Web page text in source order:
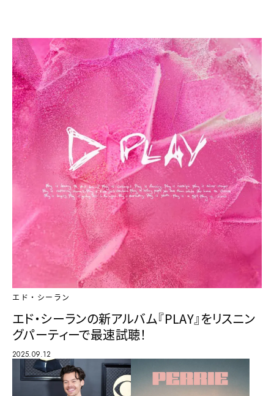
エド・シーラン
エド・シーランの新アルバム『PLAY』をリスニン
グパーティーで最速試聴！
2025.09.12